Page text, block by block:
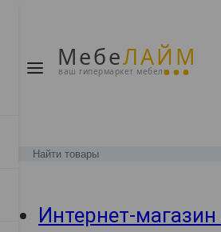
МебеЛАЙМ
ваш гипермаркет мебели
Интернет-